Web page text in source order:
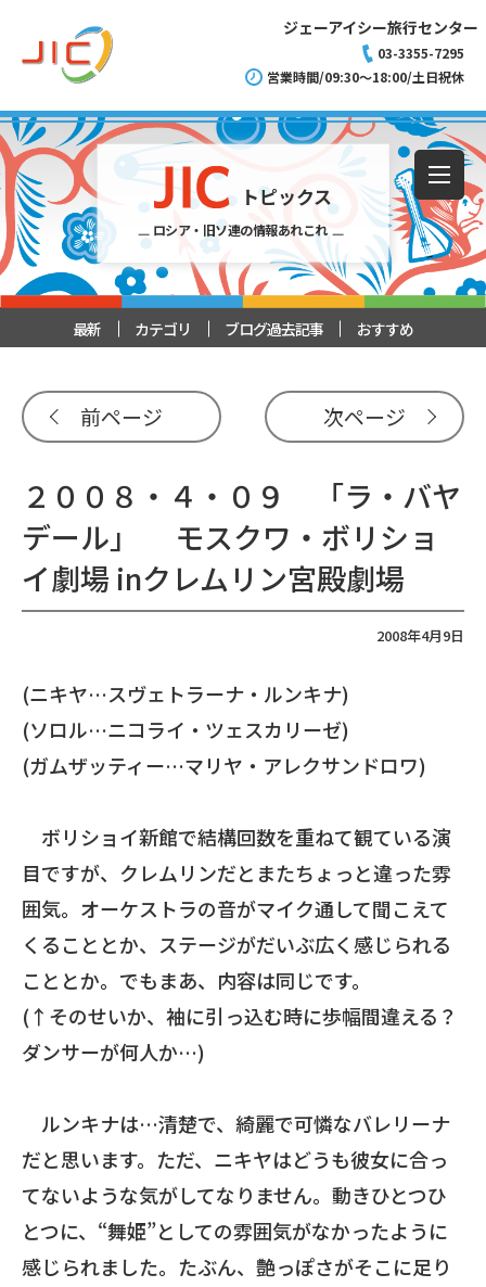
ジェーアイシー旅行センター
03-3355-7295
営業時間/09:30～18:00/土日祝休
トピックス
ロシア・旧ソ連の情報あれこれ
最新 カテゴリ ブログ過去記事 おすすめ
前ページ 次ページ
２００８・４・０９ 「ラ・バヤ
デール」 モスクワ・ボリショ
イ劇場 inクレムリン宮殿劇場
2008年4月9日
(ニキヤ…スヴェトラーナ・ルンキナ)
(ソロル…ニコライ・ツェスカリーゼ)
(ガムザッティー…マリヤ・アレクサンドロワ)
ボリショイ新館で結構回数を重ねて観ている演
目ですが、クレムリンだとまたちょっと違った雰
囲気。オーケストラの音がマイク通して聞こえて
くることとか、ステージがだいぶ広く感じられる
こととか。でもまあ、内容は同じです。
(↑そのせいか、袖に引っ込む時に歩幅間違える？
ダンサーが何人か…)
ルンキナは…清楚で、綺麗で可憐なバレリーナ
だと思います。ただ、ニキヤはどうも彼女に合っ
てないような気がしてなりません。動きひとつひ
とつに、“舞姫”としての雰囲気がなかったように
感じられました。たぶん、艶っぽさがそこに足り